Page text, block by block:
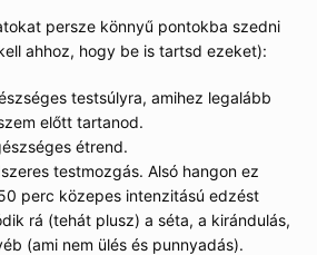
persze könnyű pontokba szedni
ahhoz, hogy be is tartsd ezeket):
testsúlyra, amihez legalább
előtt tartanod.
étrend.
testmozgás. Alsó hangon ez
perc közepes intenzitású edzést
rá (tehát plusz) a séta, a kirándulás,
(ami nem ülés és punnyadás).